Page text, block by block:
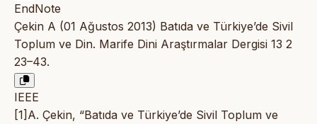
EndNote
Çekin A (01 Ağustos 2013) Batıda ve Türkiye’de Sivil
Toplum ve Din. Marife Dini Araştırmalar Dergisi 13 2
23–43.
IEEE
[1]A. Çekin, “Batıda ve Türkiye’de Sivil Toplum ve